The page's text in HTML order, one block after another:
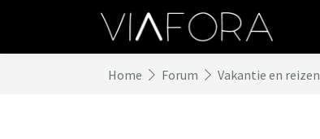
Home Forum Vakantie en reizen